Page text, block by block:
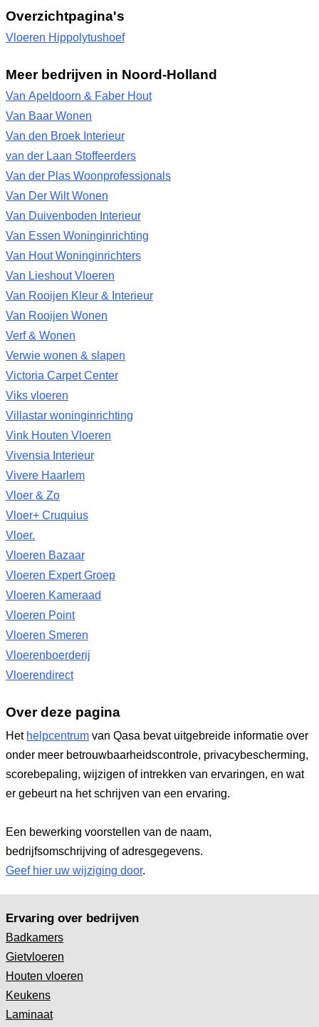
Overzichtpagina's
Vloeren Hippolytushoef
Meer bedrijven in Noord-Holland
Van Apeldoorn & Faber Hout
Van Baar Wonen
Van den Broek Interieur
van der Laan Stoffeerders
Van der Plas Woonprofessionals
Van Der Wilt Wonen
Van Duivenboden Interieur
Van Essen Woninginrichting
Van Hout Woninginrichters
Van Lieshout Vloeren
Van Rooijen Kleur & Interieur
Van Rooijen Wonen
Verf & Wonen
Verwie wonen & slapen
Victoria Carpet Center
Viks vloeren
Villastar woninginrichting
Vink Houten Vloeren
Vivensia Interieur
Vivere Haarlem
Vloer & Zo
Vloer+ Cruquius
Vloer.
Vloeren Bazaar
Vloeren Expert Groep
Vloeren Kameraad
Vloeren Point
Vloeren Smeren
Vloerenboerderij
Vloerendirect
Over deze pagina
Het helpcentrum van Qasa bevat uitgebreide informatie over
onder meer betrouwbaarheidscontrole, privacybescherming,
scorebepaling, wijzigen of intrekken van ervaringen, en wat
er gebeurt na het schrijven van een ervaring.
Een bewerking voorstellen van de naam,
bedrijfsomschrijving of adresgegevens.
Geef hier uw wijziging door.
Ervaring over bedrijven
Badkamers
Gietvloeren
Houten vloeren
Keukens
Laminaat